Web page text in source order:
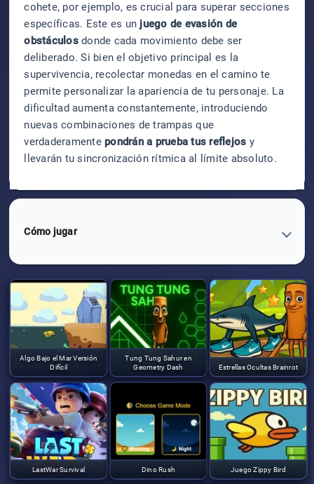
cohete, por ejemplo, es crucial para superar secciones
específicas. Este es un juego de evasión de
obstáculosdonde cada movimiento debe ser
deliberado. Si bien el objetivo principal es la
supervivencia, recolectar monedas en el camino te
permite personalizar la apariencia de tu personaje. La
dificultad aumenta constantemente, introduciendo
nuevas combinaciones de trampas que
verdaderamente pondrán a prueba tus reflejos y
llevarán tu sincronización rítmica al límite absoluto.
Cómo jugar
Algo Bajo el Mar Versión
Difícil
Tung Tung Sahur en
Geometry Dash
Estrellas Ocultas Brainrot
LastWar Survival Dino Rush Juego Zippy Bird